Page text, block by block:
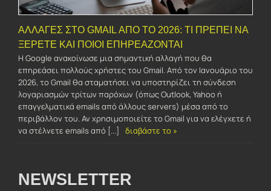
ΑΛΛΑΓΈΣ ΣΤΟ GMAIL ΑΠΌ ΤΟ 2026: ΤΙ ΠΡΈΠΕΙ ΝΑ
ΞΈΡΕΤΕ ΚΑΙ ΠΟΙΟΙ ΕΠΗΡΕΆΖΟΝΤΑΙ
Η Google ανακοίνωσε μια σημαντική αλλαγή που θα
επηρεάσει πολλούς χρήστες του Gmail. Από τον Ιανουάριο του
2026, το Gmail θα σταματήσει να υποστηρίζει τη σύνδεση
λογαριασμών τρίτων παρόχων (όπως Outlook, Yahoo ή
επαγγελματικά emails από άλλους servers) μέσα από το
περιβάλλον του. Αν χρησιμοποιείτε το Gmail για να ελέγχετε ή
να στέλνετε emails από [...]
διαβάστε το »
NEWSLETTER